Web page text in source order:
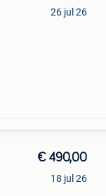
26 jul 26
€ 490,00
18 jul 26